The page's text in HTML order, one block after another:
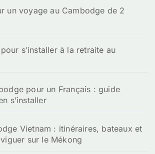
un voyage au Cambodge de 2
s’installer à la retraite au
pour un Français : guide
s’installer
Vietnam : itinéraires, bateaux et
sur le Mékong